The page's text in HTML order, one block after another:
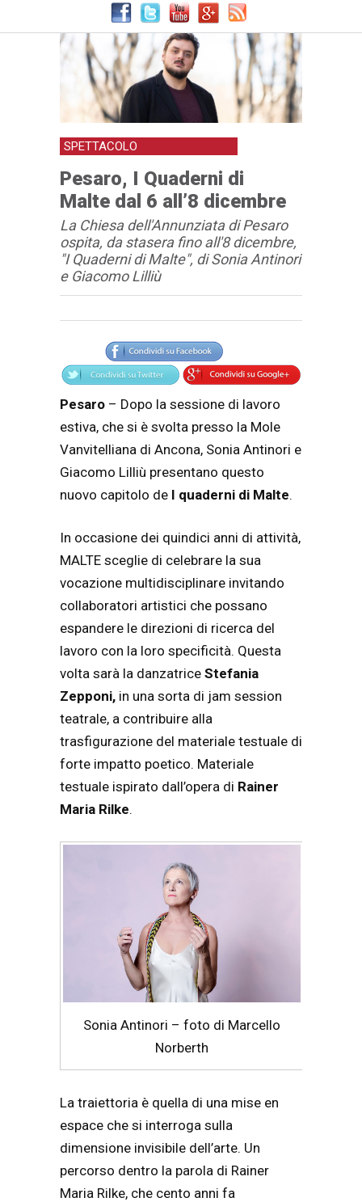
SPETTACOLO
Pesaro, I Quaderni di
Malte dal 6 all’8 dicembre
La Chiesa dell'Annunziata di Pesaro
ospita, da stasera fino all'8 dicembre,
"I Quaderni di Malte", di Sonia Antinori
e Giacomo Lilliù
Articolo
Testo articolo principale
Pesaro – Dopo la sessione di lavoro
estiva, che si è svolta presso la Mole
Vanvitelliana di Ancona, Sonia Antinori e
Giacomo Lilliù presentano questo
nuovo capitolo de I quaderni di Malte.
In occasione dei quindici anni di attività,
MALTE sceglie di celebrare la sua
vocazione multidisciplinare invitando
collaboratori artistici che possano
espandere le direzioni di ricerca del
lavoro con la loro specificità. Questa
volta sarà la danzatrice Stefania
Zepponi, in una sorta di jam session
teatrale, a contribuire alla
trasfigurazione del materiale testuale di
forte impatto poetico. Materiale
testuale ispirato dall’opera di Rainer
Maria Rilke.
Sonia Antinori – foto di Marcello
Norberth
La traiettoria è quella di una mise en
espace che si interroga sulla
dimensione invisibile dell’arte. Un
percorso dentro la parola di Rainer
Maria Rilke, che cento anni fa